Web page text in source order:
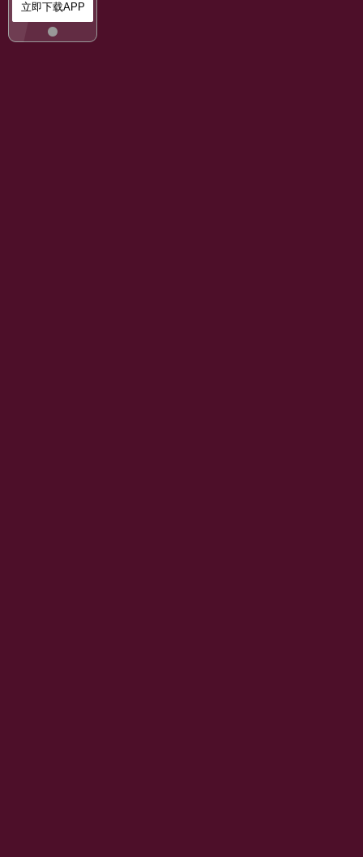
立即下载APP